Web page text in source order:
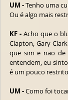
UM - Tenho uma
Ou é algo mais
KF - Acho que o
Clapton, Gary
que sim e não de
entendem, eu
é um pouco
UM - Como foi